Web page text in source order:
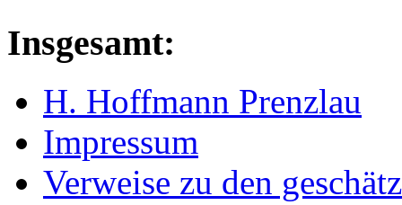
Insgesamt:
H. Hoffmann Prenzlau
Impressum
Verweise zu den